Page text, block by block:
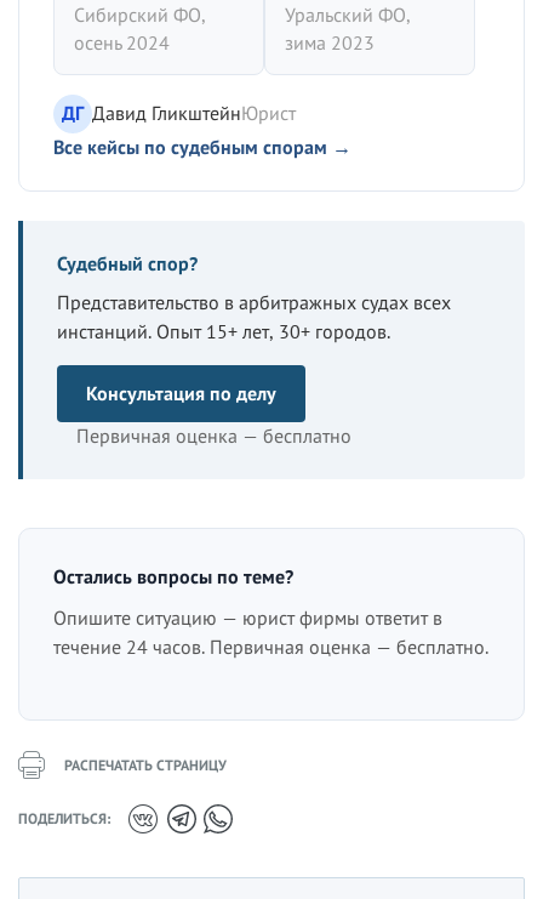
Сибирский ФО,
осень 2024
Уральский ФО,
зима 2023
ДГ Давид ГликштейнЮрист
Все кейсы по судебным спорам →
Судебный спор?
Представительство в арбитражных судах всех
инстанций. Опыт 15+ лет, 30+ городов.
Консультация по делу
Первичная оценка — бесплатно
Остались вопросы по теме?
Опишите ситуацию — юрист фирмы ответит в
течение 24 часов. Первичная оценка — бесплатно.
РАСПЕЧАТАТЬ СТРАНИЦУ
ПОДЕЛИТЬСЯ: